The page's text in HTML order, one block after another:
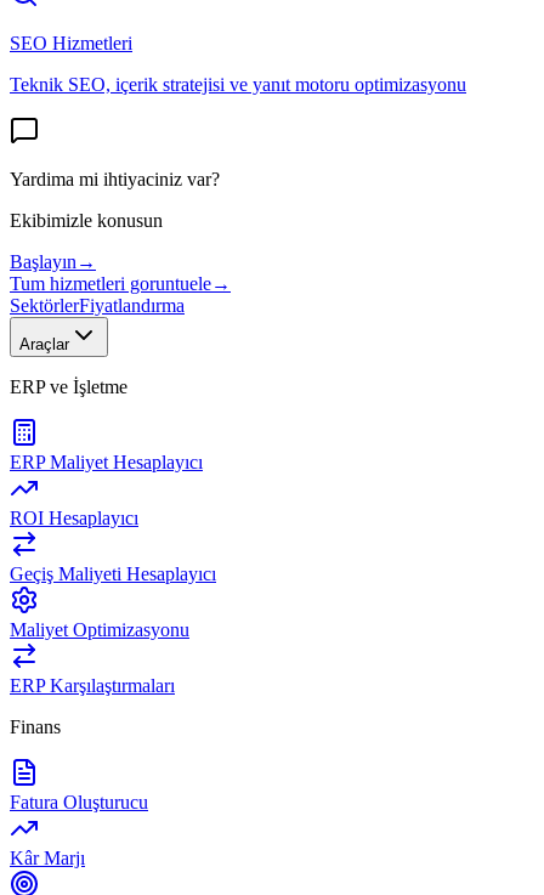
SEO Hizmetleri
Teknik SEO, içerik stratejisi ve yanıt motoru optimizasyonu
Yardima mi ihtiyaciniz var?
Ekibimizle konusun
Başlayın →
Tum hizmetleri goruntuele→
SektörlerFiyatlandırma
Araçlar
ERP ve İşletme
ERP Maliyet Hesaplayıcı
ROI Hesaplayıcı
Geçiş Maliyeti Hesaplayıcı
Maliyet Optimizasyonu
ERP Karşılaştırmaları
Finans
Fatura Oluşturucu
Kâr Marjı